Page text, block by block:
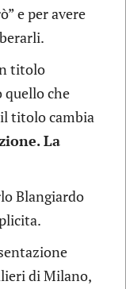
e per avere
titolo
che
titolo cambia
La
Blangiardo
di Milano,